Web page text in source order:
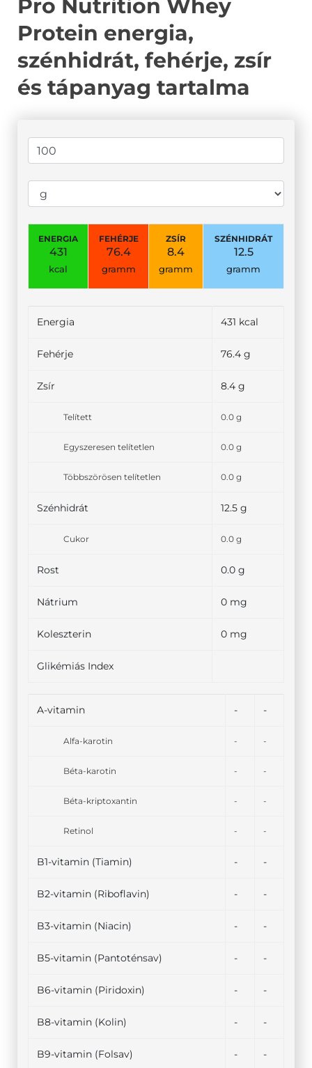
Pro Nutrition Whey
Protein energia,
szénhidrát, fehérje, zsír
és tápanyag tartalma
ENERGIA
431
kcal
FEHÉRJE
76.4
gramm
ZSÍR
8.4
gramm
SZÉNHIDRÁT
12.5
gramm
Energia 431 kcal
Fehérje 76.4 g
Zsír 8.4 g
Telített 0.0 g
Egyszeresen telítetlen 0.0 g
Többszörösen telítetlen 0.0 g
Szénhidrát 12.5 g
Cukor 0.0 g
Rost 0.0 g
Nátrium 0 mg
Koleszterin 0 mg
Glikémiás Index
A-vitamin - -
Alfa-karotin - -
Béta-karotin - -
Béta-kriptoxantin - -
Retinol - -
B1-vitamin (Tiamin) - -
B2-vitamin (Riboflavin) - -
B3-vitamin (Niacin) - -
B5-vitamin (Pantoténsav) - -
B6-vitamin (Piridoxin) - -
B8-vitamin (Kolin) - -
B9-vitamin (Folsav) - -